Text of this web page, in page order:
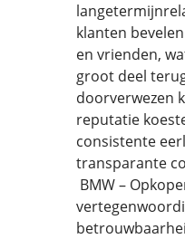
klanten
en vrienden,
groot deel
doorverwezen
reputatie
consistente
transparante
BMW –